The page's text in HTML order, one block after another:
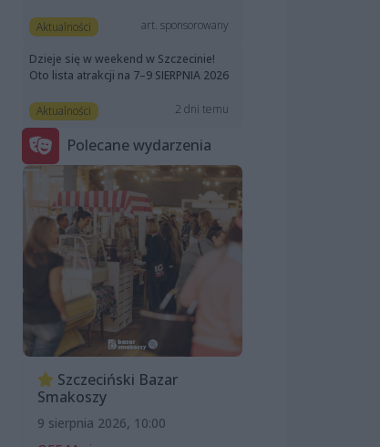
Aktualności art. sponsorowany
Dzieje się w weekend w Szczecinie!
Oto lista atrakcji na 7–9 SIERPNIA 2026
Aktualności 2 dni temu
Polecane wydarzenia
Szczeciński Bazar
Smakoszy
9 sierpnia 2026, 10:00